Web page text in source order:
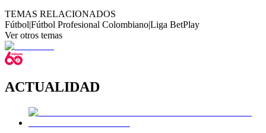
TEMAS RELACIONADOS
Fútbol|Fútbol Profesional Colombiano|Liga BetPlay
Ver otros temas
ACTUALIDAD